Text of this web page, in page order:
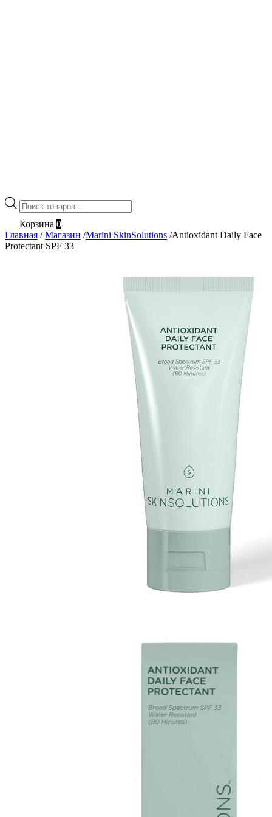
Поиск
товаров
Корзина 0
Главная / Магазин /Marini SkinSolutions /Antioxidant Daily Face
Protectant SPF 33